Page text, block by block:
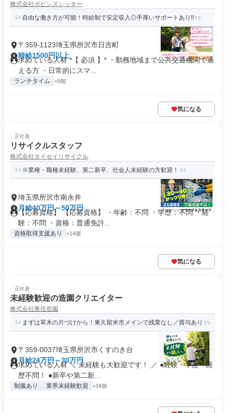
株式会社ポピンズシッター
自由な働き方が可能！時給制で安定収入◎手厚いサポートあり!!
〒359-1123埼玉県所沢市日吉町
時給1500円以上
求めている人材 *【 必須 】* ・勤務地域まで公共交通機関で通
える方 ・日常的にスマ...
ランチタイム +9個
気になる
正社員
リサイクルスタッフ
株式会社タイセイリサイクル
※業種・職種未経験、第二新卒、社会人未経験の方歓迎！
埼玉県所沢市南永井
月給40万円～50万円
【応募資格】 【応募資格】 ・年齢：不問 ・学歴：不問 ・経
験：不問 ・資格：普通免許...
資格取得支援あり +14個
気になる
正社員
未経験歓迎の造園クリエイター
株式会社奥住造園
まずは草木の片づけから！東久留米市メインで残業なし／賞与あり
〒359-0037埼玉県所沢市くすのき台
月給24万円～30万円
求めている人材 ＼ 未経験も大歓迎です！ ／ ●経験・学歴・経
歴不問！ ●新卒や第二新...
制服あり 業界未経験歓迎 +34個